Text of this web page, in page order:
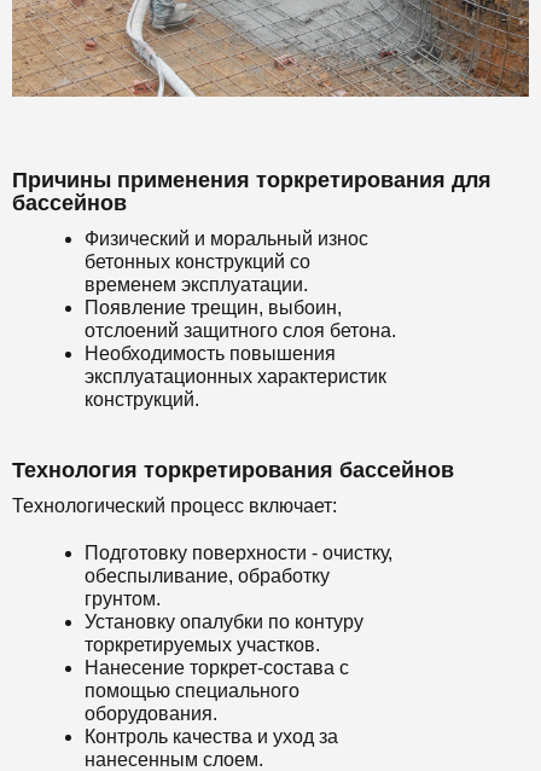
Причины применения торкретирования для
бассейнов
Физический и моральный износ
бетонных конструкций со
временем эксплуатации.
Появление трещин, выбоин,
отслоений защитного слоя бетона.
Необходимость повышения
эксплуатационных характеристик
конструкций.
Технология торкретирования бассейнов
Технологический процесс включает:
Подготовку поверхности - очистку,
обеспыливание, обработку
грунтом.
Установку опалубки по контуру
торкретируемых участков.
Нанесение торкрет-состава с
помощью специального
оборудования.
Контроль качества и уход за
нанесенным слоем.